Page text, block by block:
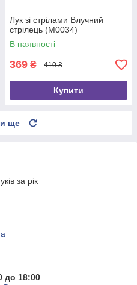
Лук зі стрілами Влучний
стрілець (M0034)
В наявності
369 ₴ 410 ₴
Купити
ще
за рік
до 18:00